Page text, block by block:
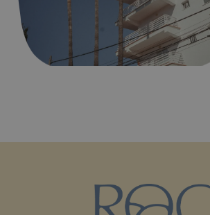
Playa de Illetas donde se encuentra el